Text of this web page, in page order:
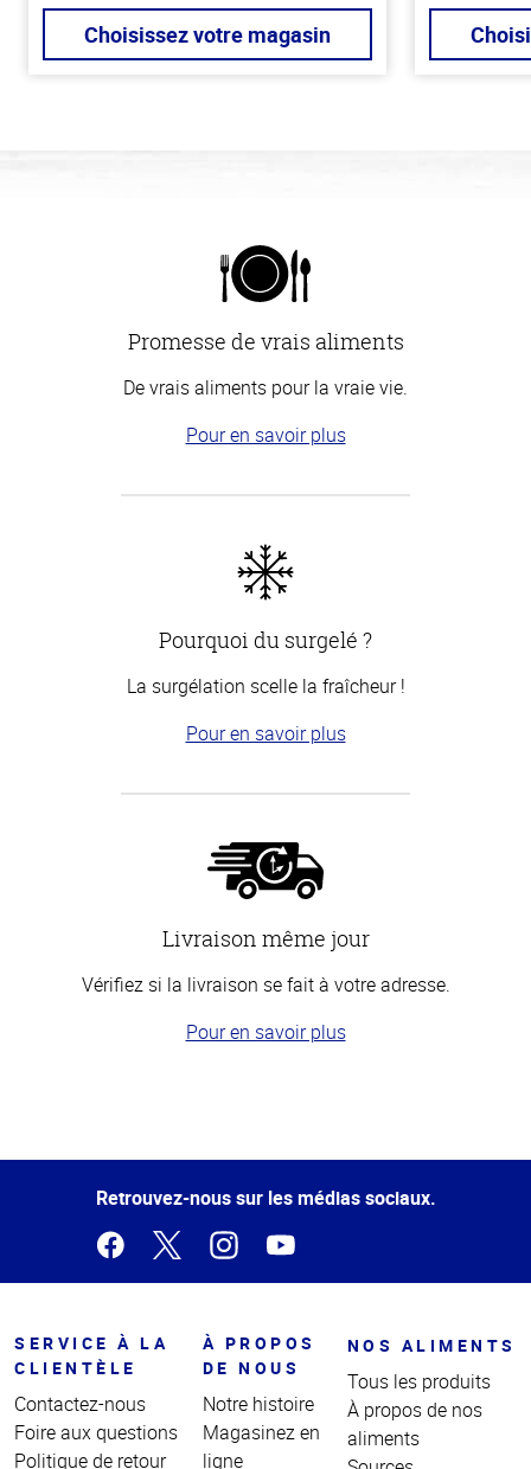
Choisissez votre magasin
Promesse de vrais aliments
De vrais aliments pour la vraie vie.
Pour en savoir plus
Pourquoi du surgelé ?
La surgélation scelle la fraîcheur !
Pour en savoir plus
Livraison même jour
Vérifiez si la livraison se fait à votre adresse.
Pour en savoir plus
de la
Retrouvez-nous sur les médias sociaux.
SERVICE À LA
CLIENTÈLE
Contactez-nous
Foire aux questions
Politique de retour
À PROPOS
DE NOUS
Notre histoire
Magasinez en
ligne
NOS ALIMENTS
Tous les produits
À propos de nos
aliments